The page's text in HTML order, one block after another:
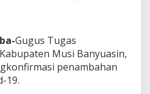
Gugus Tugas
Musi Banyuasin,
penambahan
19.